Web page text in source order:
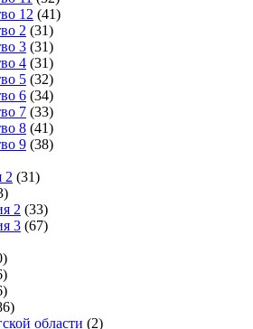
12 (41)
2 (31)
3 (31)
4 (31)
5 (32)
6 (34)
7 (33)
8 (41)
9 (38)
2 (31)
2 (33)
3 (67)
области (2)